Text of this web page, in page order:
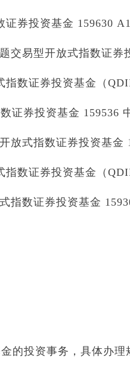
券投资基金 159630
交易型开放式指数证券
指数证券投资基金（
证券投资基金 159536
放式指数证券投资基金
数证券投资基金（
指数证券投资基金
的投资事务，具体办理